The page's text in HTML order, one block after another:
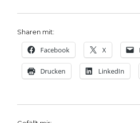
Sharen mit:
Facebook X
Drucken LinkedIn